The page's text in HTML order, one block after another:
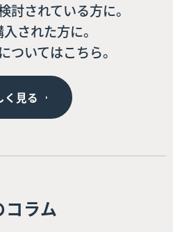
討されている方に。
された方に。
ついてはこちら。
く見る
コラム